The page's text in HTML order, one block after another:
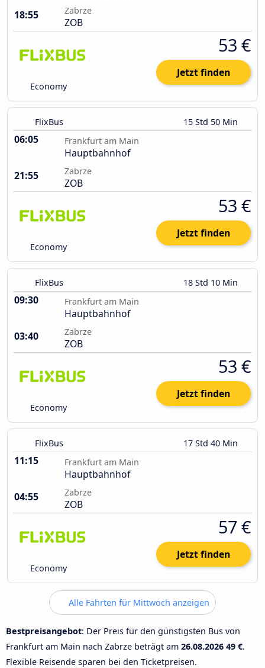
18:55
Zabrze
ZOB
Economy
53 €
Jetzt finden
FlixBus 15 Std 50 Min
06:05 Frankfurt am Main
Hauptbahnhof
21:55
Zabrze
ZOB
Economy
53 €
Jetzt finden
FlixBus 18 Std 10 Min
09:30 Frankfurt am Main
Hauptbahnhof
03:40
Zabrze
ZOB
Economy
53 €
Jetzt finden
FlixBus 17 Std 40 Min
11:15 Frankfurt am Main
Hauptbahnhof
04:55
Zabrze
ZOB
Economy
57 €
Jetzt finden
Alle Fahrten für Mittwoch anzeigen
Bestpreisangebot: Der Preis für den günstigsten Bus von
Frankfurt am Main nach Zabrze beträgt am 26.08.2026 49 €.
Flexible Reisende sparen bei den Ticketpreisen.